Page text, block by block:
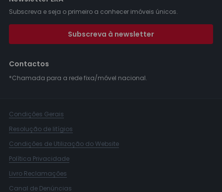
Subscreva e seja o primeiro a conhecer imóveis únicos.
Subscreva à newsletter
Contactos
*Chamada para a rede fixa/móvel nacional.
Condições Gerais
Resolução de litígios
Condições de Utilização do Website
Política Privacidade
Livro Reclamações
Canal de Denúncias